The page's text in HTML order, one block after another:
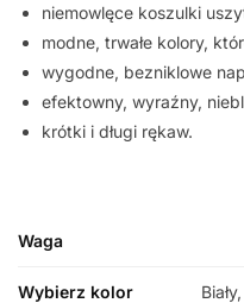
niemowlęce koszulki
modne, trwałe kolory,
wygodne, bezniklowe
efektowny, wyraźny,
krótki i długi rękaw.
Waga
Wybierz kolor